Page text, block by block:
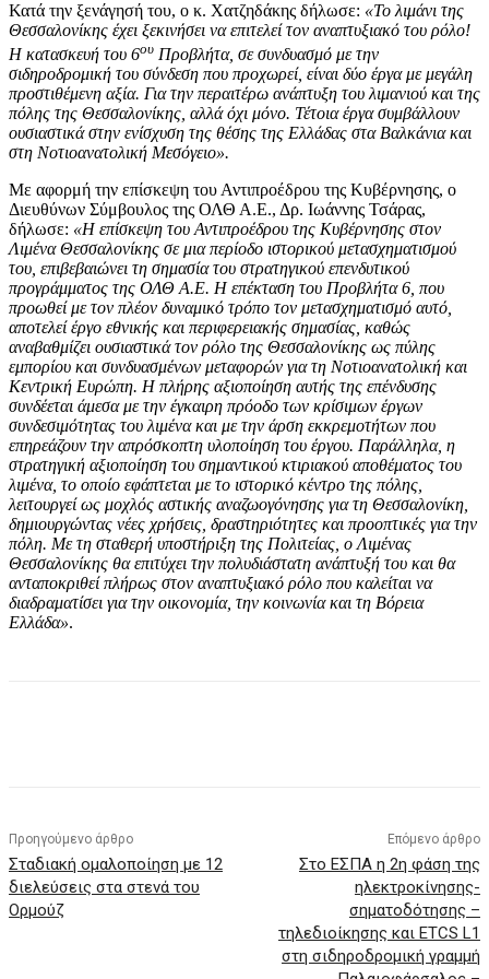
Κατά την ξενάγησή του, ο κ. Χατζηδάκης δήλωσε: «Το λιμάνι της
Θεσσαλονίκης έχει ξεκινήσει να επιτελεί τον αναπτυξιακό του ρόλο!
Η κατασκευή του 6ου Προβλήτα, σε συνδυασμό με την
σιδηροδρομική του σύνδεση που προχωρεί, είναι δύο έργα με μεγάλη
προστιθέμενη αξία. Για την περαιτέρω ανάπτυξη του λιμανιού και της
πόλης της Θεσσαλονίκης, αλλά όχι μόνο. Τέτοια έργα συμβάλλουν
ουσιαστικά στην ενίσχυση της θέσης της Ελλάδας στα Βαλκάνια και
στη Νοτιοανατολική Μεσόγειο».
Με αφορμή την επίσκεψη του Αντιπροέδρου της Κυβέρνησης, ο
Διευθύνων Σύμβουλος της ΟΛΘ Α.Ε., Δρ. Ιωάννης Τσάρας,
δήλωσε: «Η επίσκεψη του Αντιπροέδρου της Κυβέρνησης στον
Λιμένα Θεσσαλονίκης σε μια περίοδο ιστορικού μετασχηματισμού
του, επιβεβαιώνει τη σημασία του στρατηγικού επενδυτικού
προγράμματος της ΟΛΘ Α.Ε. Η επέκταση του Προβλήτα 6, που
προωθεί με τον πλέον δυναμικό τρόπο τον μετασχηματισμό αυτό,
αποτελεί έργο εθνικής και περιφερειακής σημασίας, καθώς
αναβαθμίζει ουσιαστικά τον ρόλο της Θεσσαλονίκης ως πύλης
εμπορίου και συνδυασμένων μεταφορών για τη Νοτιοανατολική και
Κεντρική Ευρώπη. Η πλήρης αξιοποίηση αυτής της επένδυσης
συνδέεται άμεσα με την έγκαιρη πρόοδο των κρίσιμων έργων
συνδεσιμότητας του λιμένα και με την άρση εκκρεμοτήτων που
επηρεάζουν την απρόσκοπτη υλοποίηση του έργου. Παράλληλα, η
στρατηγική αξιοποίηση του σημαντικού κτιριακού αποθέματος του
λιμένα, το οποίο εφάπτεται με το ιστορικό κέντρο της πόλης,
λειτουργεί ως μοχλός αστικής αναζωογόνησης για τη Θεσσαλονίκη,
δημιουργώντας νέες χρήσεις, δραστηριότητες και προοπτικές για την
πόλη. Με τη σταθερή υποστήριξη της Πολιτείας, ο Λιμένας
Θεσσαλονίκης θα επιτύχει την πολυδιάστατη ανάπτυξή του και θα
ανταποκριθεί πλήρως στον αναπτυξιακό ρόλο που καλείται να
διαδραματίσει για την οικονομία, την κοινωνία και τη Βόρεια
Ελλάδα».
Προηγούμενο άρθρο
Σταδιακή ομαλοποίηση με 12
διελεύσεις στα στενά του
Ορμούζ
Επόμενο άρθρο
Στο ΕΣΠΑ η 2η φάση της
ηλεκτροκίνησης-
σηματοδότησης –
τηλεδιοίκησης και ETCS L1
στη σιδηροδρομική γραμμή